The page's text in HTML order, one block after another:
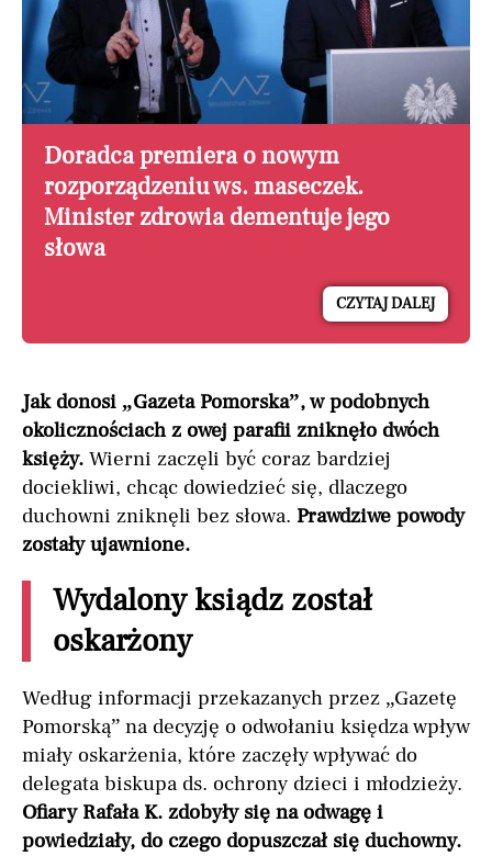
Doradca premiera o nowym
rozporządzeniu ws. maseczek.
Minister zdrowia dementuje jego
słowa
CZYTAJ DALEJ
Jak donosi „Gazeta Pomorska”, w podobnych
okolicznościach z owej parafii zniknęło dwóch
księży. Wierni zaczęli być coraz bardziej
dociekliwi, chcąc dowiedzieć się, dlaczego
duchowni zniknęli bez słowa. Prawdziwe powody
zostały ujawnione.
Wydalony ksiądz został
oskarżony
Według informacji przekazanych przez „Gazetę
Pomorską” na decyzję o odwołaniu księdza wpływ
miały oskarżenia, które zaczęły wpływać do
delegata biskupa ds. ochrony dzieci i młodzieży.
Ofiary Rafała K. zdobyły się na odwagę i
powiedziały, do czego dopuszczał się duchowny.